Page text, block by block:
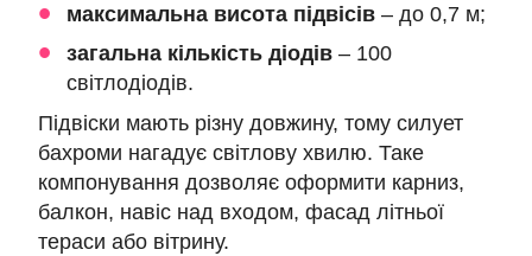
максимальна висота підвісів – до 0,7 м;
загальна кількість діодів – 100
світлодіодів.
Підвіски мають різну довжину, тому силует
бахроми нагадує світлову хвилю. Таке
компонування дозволяє оформити карниз,
балкон, навіс над входом, фасад літньої
тераси або вітрину.